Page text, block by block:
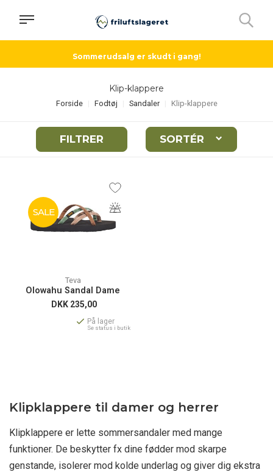
Sommerudsalg er skudt i gang!
Klip-klappere
Forside Fodtøj Sandaler Klip-klappere
FILTRER SORTÉR
SALE
Teva
Olowahu Sandal Dame
DKK 235,00
På lager
Se status i butik
Klipklappere til damer og herrer
Klipklappere er lette sommersandaler med mange
funktioner. De beskytter fx dine fødder mod skarpe
genstande, isolerer mod kolde underlag og giver dig ekstra